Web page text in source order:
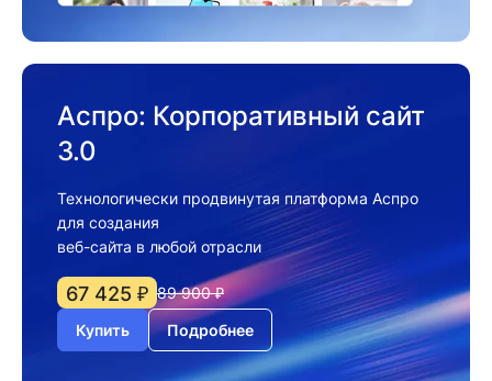
Аспро: Корпоративный сайт
3.0
Технологически продвинутая платформа Аспро
для создания
веб-сайта в любой отрасли
67 425 ₽ 89 900 ₽
Купить
Подробнее